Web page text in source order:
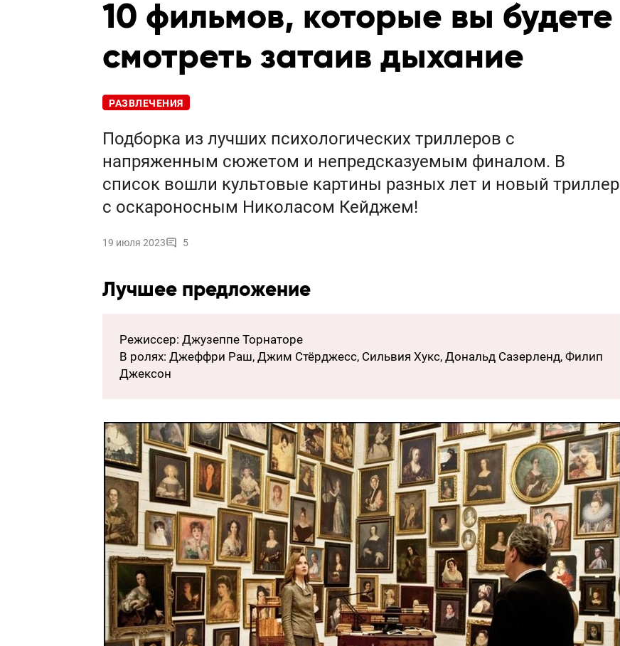
10 фильмов, которые вы будете
смотреть затаив дыхание
РАЗВЛЕЧЕНИЯ
Подборка из лучших психологических триллеров с
напряженным сюжетом и непредсказуемым финалом. В
список вошли культовые картины разных лет и новый триллер
с оскароносным Николасом Кейджем!
19 июля 2023 5
Лучшее предложение
Режиссер: Джузеппе Торнаторе
В ролях: Джеффри Раш, Джим Стёрджесс, Сильвия Хукс, Дональд Сазерленд, Филип
Джексон